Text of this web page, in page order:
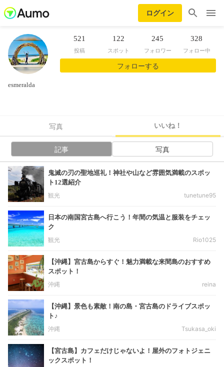
ログイン
521
投稿
122
スポット
245
フォロワー
328
フォロー中
フォローする
esmeralda
写真 いいね！
記事 写真
鬼滅の刃の聖地巡礼！神社や山など雰囲気満載のスポッ
ト12選紹介
観光
tunetune95
日本の南国宮古島へ行こう！年間の気温と服装をチェッ
ク
観光
Rio1025
【沖縄】宮古島からすぐ！魅力満載な来間島のおすすめ
スポット！
沖縄
reina
【沖縄】景色も素敵！南の島・宮古島のドライブスポッ
ト♪
沖縄
Tsukasa_oki
【宮古島】カフェだけじゃないよ！屋外のフォトジェニ
ックスポット！